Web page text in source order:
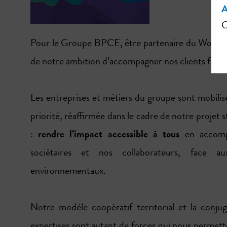
Pour le Groupe BPCE, être partenaire du
de notre ambition d’accompagner nos clients
Les entreprises et métiers du groupe sont
priorité, réaffirmée dans le cadre de notre
: rendre l’impact accessible à tous en
sociétaires et nos collaborateurs, face
environnementaux.
Notre modèle coopératif territorial et la